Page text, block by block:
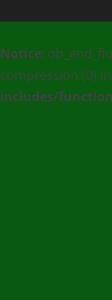
Notice:
compression (0) in
includes/